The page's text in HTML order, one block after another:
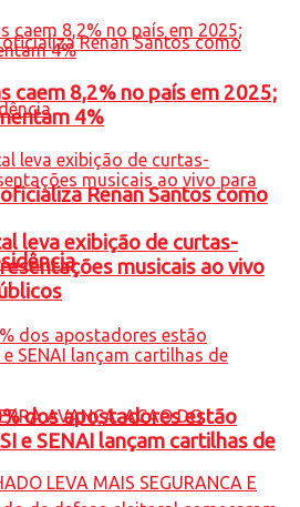
Renan Santos como
caem 8,2% no país em 2025;
4%
leva exibição de curtas-
musicais ao vivo
dos apostadores estão
e SENAI lançam cartilhas de